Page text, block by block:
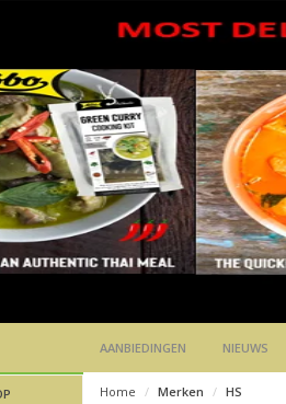
AANBIEDINGEN NIEUWS
Home Merken HS